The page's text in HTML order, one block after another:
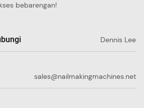
bebarengan!
Dennis Lee
sales@nailmakingmachines.net